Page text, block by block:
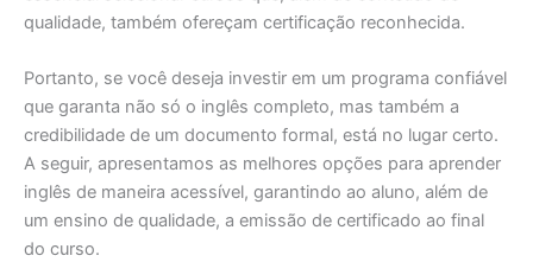
qualidade, também ofereçam certificação reconhecida.
Portanto, se você deseja investir em um programa confiável
que garanta não só o inglês completo, mas também a
credibilidade de um documento formal, está no lugar certo.
A seguir, apresentamos as melhores opções para aprender
inglês de maneira acessível, garantindo ao aluno, além de
um ensino de qualidade, a emissão de certificado ao final
do curso.